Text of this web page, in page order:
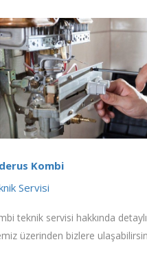
Kombi
Servisi
teknik servisi hakkında
üzerinden bizlere